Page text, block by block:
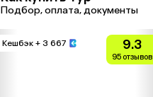
Подбор, оплата, документы
Кешбэк + 3 667 9.3
95 отзывов